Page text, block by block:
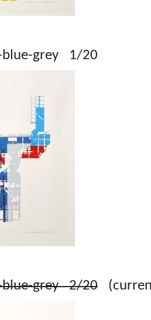
grey 1/20
grey 2/20